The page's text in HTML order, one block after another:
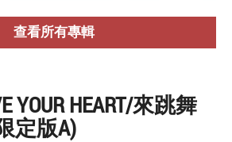
查看所有專輯
YOUR HEART/來跳舞
定版A)